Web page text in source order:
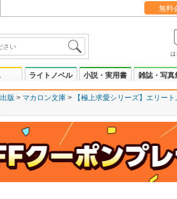
無料
は
ライトノベル 小説・実用書 雑誌・写真
版 マカロン文庫
【極上求愛シリーズ】エリー